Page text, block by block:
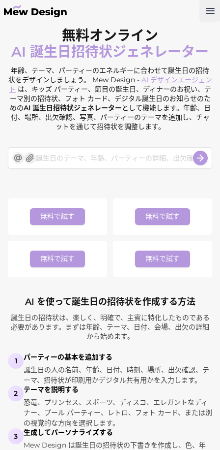
無料オンライン
AI 誕生日招待状ジェネレーター
年齢、テーマ、パーティーのエネルギーに合わせて誕生日の招待
状をデザインしましょう。 Mew Design - AI デザインエージェン
ト は、キッズ パーティー、節目の誕生日、ディナーのお祝い、テ
ーマ別の招待状、フォト カード、デジタル誕生日のお知らせのた
めのAI 誕生日招待状ジェネレーター として機能します。年齢、日
付、場所、出欠確認、写真、パーティーのテーマを追加し、チャ
ットを通じて招待状を調整します。
無料で試す 無料で試す
無料で試す 無料で試す
AI を使って誕生日の招待状を作成する方法
誕生日の招待状は、楽しく、明確で、主賓に特化したものである
必要があります。まずは年齢、テーマ、日付、会場、出欠の詳細
から始めます。
1
パーティーの基本を追加する
誕生日の人の名前、年齢、日付、時刻、場所、出欠確認、テ
ーマ、招待状が印刷用かデジタル共有用かを入力します。
2
テーマを説明する
恐竜、プリンセス、スポーツ、ディスコ、エレガントなディ
ナー、プール パーティー、レトロ、フォト カード、または別
の視覚的な方向を選択します。
3
生成してパーソナライズする
Mew Design は誕生日の招待状の下書きを作成し、色、年